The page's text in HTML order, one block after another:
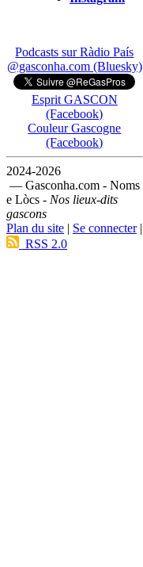
Podcasts sur Ràdio País
@gasconha.com (Bluesky)
Esprit GASCON
(Facebook)
Couleur Gascogne
(Facebook)
2024-2026
— Gasconha.com - Noms
e Lòcs - Nos lieux-dits
gascons
Plan du site | Se connecter|
RSS 2.0